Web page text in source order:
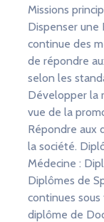
Missions
Dispenser une
continue des
de répondre
selon les
Développer la
vue de la
Répondre aux
la société.
Médecine :
Diplômes de
continues
diplôme de